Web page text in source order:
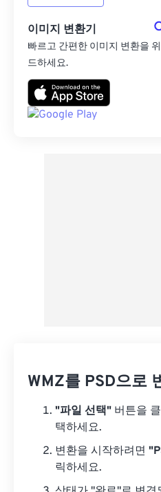
이미지 변환기
빠르고 간편한 이미지 변환을
드하세요.
WMZ를 PSD으로
"파일 선택" 버튼을
택하세요.
변환을 시작하려면
릭하세요.